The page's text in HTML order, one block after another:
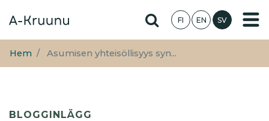
huvudinnehåll
Hae sivustolta
FI EN SV
Hem Asumisen yhteisöllisyys syn...
BLOGGINLÄGG